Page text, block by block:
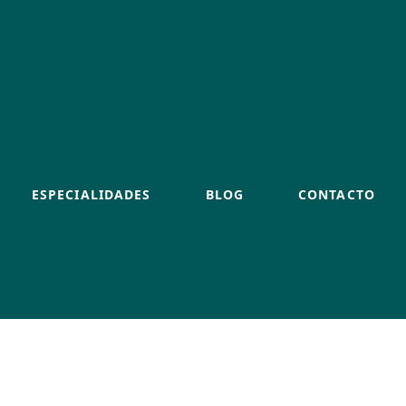
ESPECIALIDADES BLOG CONTACTO